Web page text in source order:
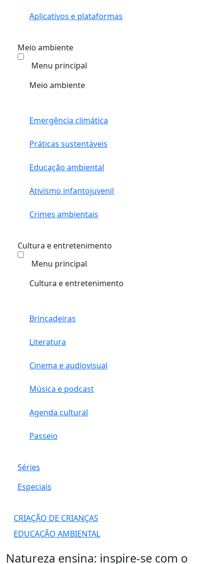
Aplicativos e plataformas
Meio ambiente
Menu principal
Meio ambiente
Emergência climática
Práticas sustentáveis
Educação ambiental
Ativismo infantojuvenil
Crimes ambientais
Cultura e entretenimento
Menu principal
Cultura e entretenimento
Brincadeiras
Literatura
Cinema e audiovisual
Música e podcast
Agenda cultural
Passeio
Séries
Especiais
CRIAÇÃO DE CRIANÇAS
EDUCAÇÃO AMBIENTAL
Natureza ensina: inspire-se com o